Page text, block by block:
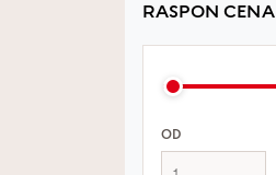
RASPON CENA
OD